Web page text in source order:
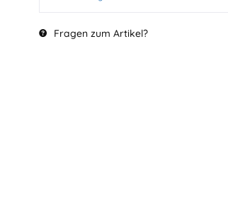
Fragen zum Artikel?